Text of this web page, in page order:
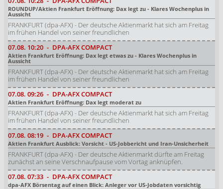
ROUNDUP/Aktien Frankfurt Eröffnung: Dax legt zu - Klares Wochenplus in
Aussicht
FRANKFURT (dpa-AFX) - Der deutsche Aktienmarkt hat sich am Freitag
im frühen Handel von seiner freundlichen
07.08. 10:20 - DPA-AFX COMPACT
Aktien Frankfurt Eröffnung: Dax legt etwas zu - Klares Wochenplus in
Aussicht
FRANKFURT (dpa-AFX) - Der deutsche Aktienmarkt hat sich am Freitag
im frühen Handel von seiner freundlichen
07.08. 09:26 - DPA-AFX COMPACT
Aktien Frankfurt Eröffnung: Dax legt moderat zu
FRANKFURT (dpa-AFX) - Der deutsche Aktienmarkt hat sich am Freitag
im frühen Handel von seiner freundlichen
07.08. 08:19 - DPA-AFX COMPACT
Aktien Frankfurt Ausblick: Vorsicht - US-Jobbericht und Iran-Unsicherheit
FRANKFURT (dpa-AFX) - Der deutsche Aktienmarkt dürfte am Freitag
zunächst an seine Verschnaufpause vom Vortag anknüpfen.
07.08. 07:33 - DPA-AFX COMPACT
dpa-AFX Börsentag auf einen Blick: Anleger vor US-Jobdaten vorsichtig